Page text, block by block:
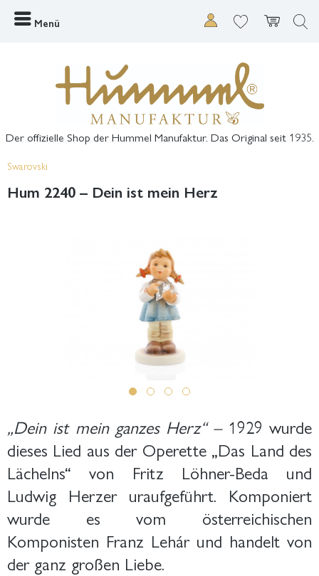
Menü
Der offizielle Shop der Hummel Manufaktur. Das Original seit 1935.
Swarovski
Hum 2240 – Dein ist mein Herz
„Dein ist mein ganzes Herz“ – 1929 wurde
dieses Lied aus der Operette „Das Land des
Lächelns“ von Fritz Löhner-Beda und
Ludwig Herzer uraufgeführt. Komponiert
wurde es vom österreichischen
Komponisten Franz Lehár und handelt von
der ganz großen Liebe.